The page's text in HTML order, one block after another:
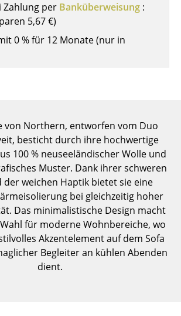
Zahlung per Banküberweisung :
5,67 €)
0 % für 12 Monate (nur in
von Northern, entworfen vom Duo
besticht durch ihre hochwertige
100 % neuseeländischer Wolle und
Muster. Dank ihrer schweren
der weichen Haptik bietet sie eine
bei gleichzeitig hoher
Das minimalistische Design macht
für moderne Wohnbereiche, wo
Akzentelement auf dem Sofa
Begleiter an kühlen Abenden
dient.